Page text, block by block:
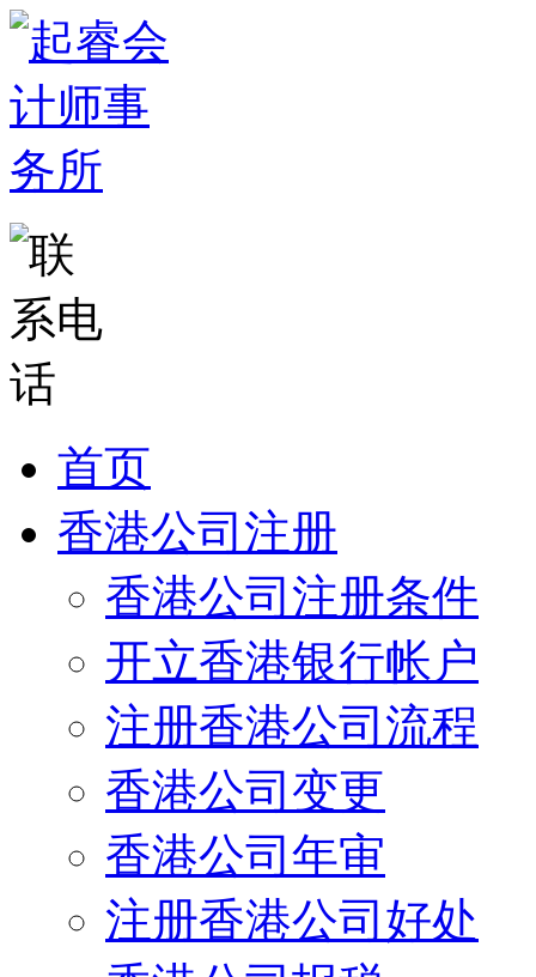
首页
香港公司注册
香港公司注册条件
开立香港银行帐户
注册香港公司流程
香港公司变更
香港公司年审
注册香港公司好处